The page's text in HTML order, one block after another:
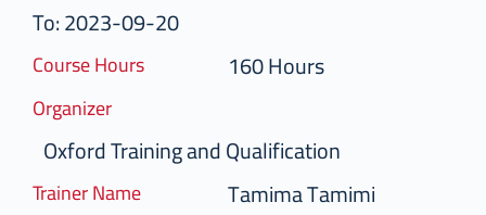
To: 2023-09-20
Course Hours 160 Hours
Organizer
Oxford Training and Qualification
Trainer Name Tamima Tamimi